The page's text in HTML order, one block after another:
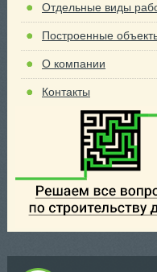
Отдельные виды
Построенные
О компании
Контакты